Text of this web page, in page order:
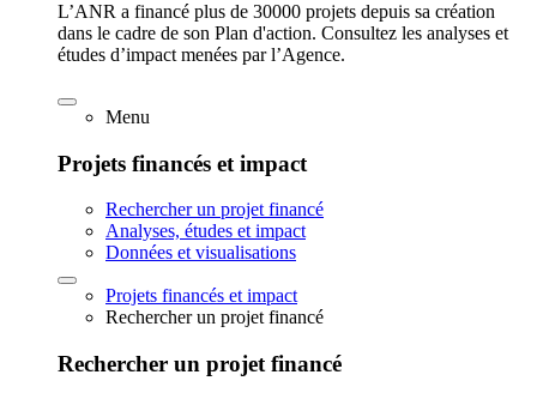
L’ANR a financé plus de 30000 projets depuis sa création
dans le cadre de son Plan d'action. Consultez les analyses et
études d’impact menées par l’Agence.
Menu
Projets financés et impact
Rechercher un projet financé
Analyses, études et impact
Données et visualisations
Projets financés et impact
Rechercher un projet financé
Rechercher un projet financé